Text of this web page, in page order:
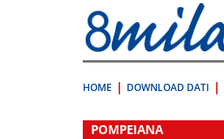
direttamente
a:
Contenuto
HOME DOWNLOAD DATI
.
POMPEIANA